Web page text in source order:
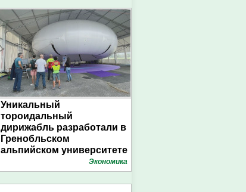
Уникальный
тороидальный
дирижабль разработали в
Гренобльском
альпийском университете
Экономика